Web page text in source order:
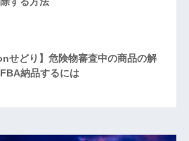
せどり】危険物審査中の商品の解
納品するには